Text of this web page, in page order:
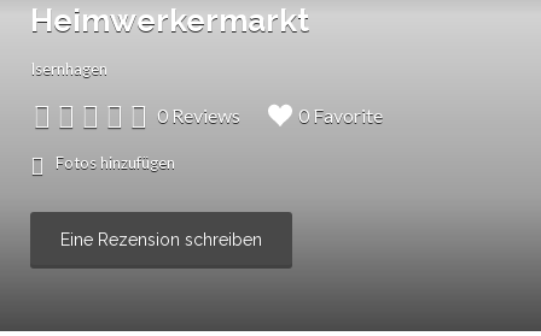
Heimwerkermarkt
Isernhagen
0 Reviews 0 Favorite
Fotos hinzufügen
Eine Rezension schreiben